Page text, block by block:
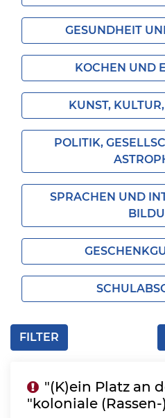
GESUNDHEIT
KOCHEN UND
KUNST,
POLITIK,
SPRACHEN UND
FILTER
"(K)ein Platz an
"koloniale